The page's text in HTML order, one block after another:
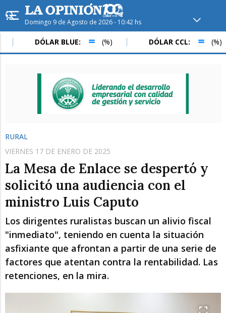
Domingo 9 de Agosto de 2026 - 10:42 hs
Hoy enRafaela ver clima
Mín / Máx
Humedad
Presión
Lun Mar
DÓLAR BLUE: (%) DÓLAR CCL: (%)
RURAL
VIERNES 17 DE ENERO DE 2025
La Mesa de Enlace se despertó y
solicitó una audiencia con el
ministro Luis Caputo
Los dirigentes ruralistas buscan un alivio fiscal
"inmediato", teniendo en cuenta la situación
asfixiante que afrontan a partir de una serie de
factores que atentan contra la rentabilidad. Las
retenciones, en la mira.